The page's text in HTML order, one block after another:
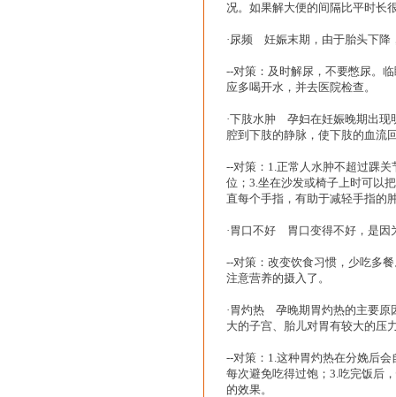
况。如果解大便的间隔比平时长
·尿频 妊娠末期，由于胎头下降
--对策：及时解尿，不要憋尿。
应多喝开水，并去医院检查。
·下肢水肿 孕妇在妊娠晚期出现
腔到下肢的静脉，使下肢的血流
--对策：1.正常人水肿不超过踝
位；3.坐在沙发或椅子上时可以
直每个手指，有助于减轻手指的
·胃口不好 胃口变得不好，是因
--对策：改变饮食习惯，少吃多
注意营养的摄入了。
·胃灼热 孕晚期胃灼热的主要原
大的子宫、胎儿对胃有较大的压
--对策：1.这种胃灼热在分娩后
每次避免吃得过饱；3.吃完饭后
的效果。